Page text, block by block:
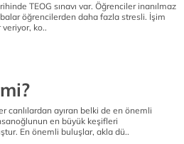
TEOG sınavı var. Öğrenciler inanılmaz
öğrencilerden daha fazla stresli. İşim
ko..
canlılardan ayıran belki de en önemli
en büyük keşifleri
En önemli buluşlar, akla dü..